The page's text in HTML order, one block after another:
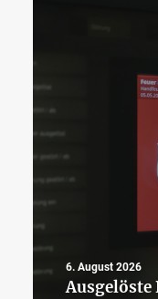
6. August 2026
Ausgelöste